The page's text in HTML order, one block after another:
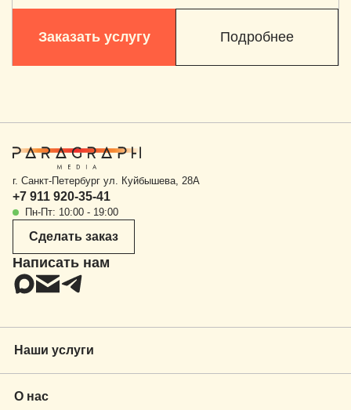
Заказать услугу Подробнее
г. Санкт-Петербург ул. Куйбышева, 28А
+7 911 920-35-41
Пн-Пт: 10:00 - 19:00
Сделать заказ
Написать нам
Наши услуги
О нас